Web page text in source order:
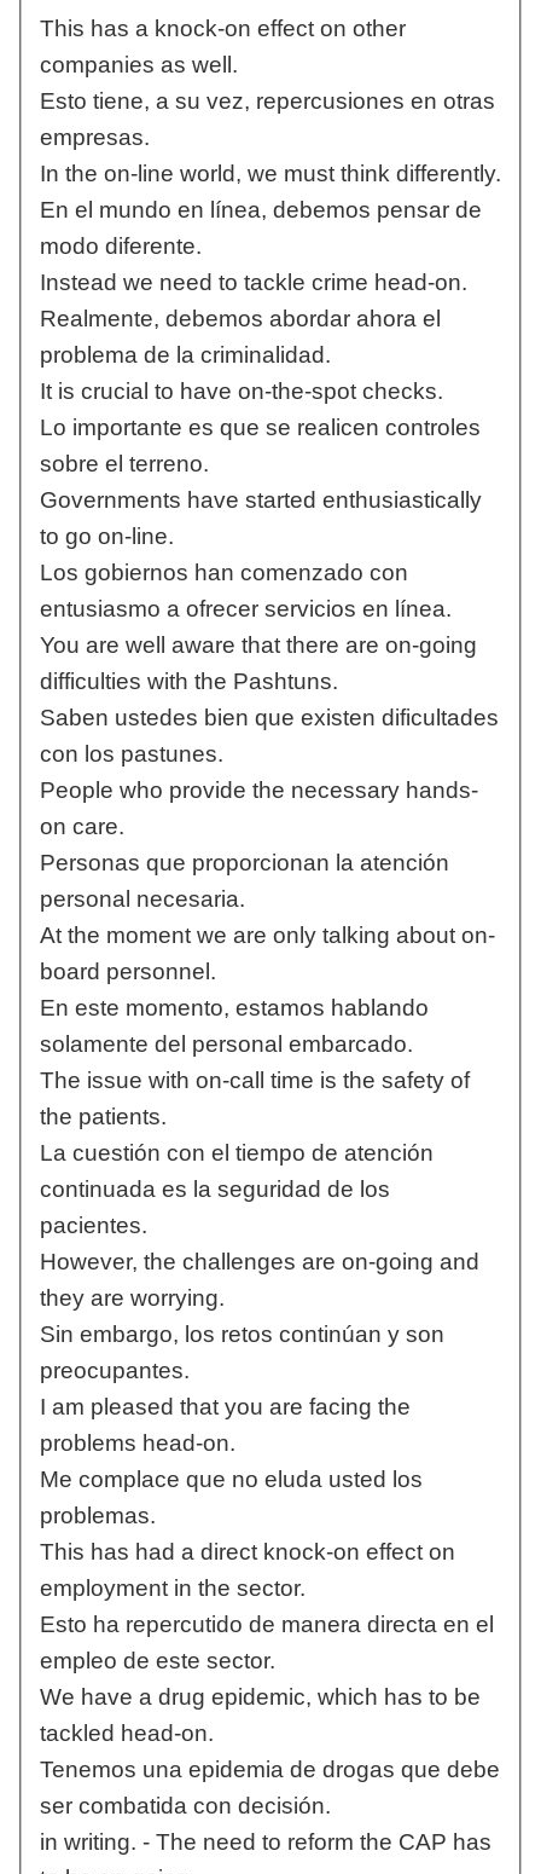
This has a knock-on effect on other
companies as well.
Esto tiene, a su vez, repercusiones en otras
empresas.
In the on-line world, we must think differently.
En el mundo en línea, debemos pensar de
modo diferente.
Instead we need to tackle crime head-on.
Realmente, debemos abordar ahora el
problema de la criminalidad.
It is crucial to have on-the-spot checks.
Lo importante es que se realicen controles
sobre el terreno.
Governments have started enthusiastically
to go on-line.
Los gobiernos han comenzado con
entusiasmo a ofrecer servicios en línea.
You are well aware that there are on-going
difficulties with the Pashtuns.
Saben ustedes bien que existen dificultades
con los pastunes.
People who provide the necessary hands-
on care.
Personas que proporcionan la atención
personal necesaria.
At the moment we are only talking about on-
board personnel.
En este momento, estamos hablando
solamente del personal embarcado.
The issue with on-call time is the safety of
the patients.
La cuestión con el tiempo de atención
continuada es la seguridad de los
pacientes.
However, the challenges are on-going and
they are worrying.
Sin embargo, los retos continúan y son
preocupantes.
I am pleased that you are facing the
problems head-on.
Me complace que no eluda usted los
problemas.
This has had a direct knock-on effect on
employment in the sector.
Esto ha repercutido de manera directa en el
empleo de este sector.
We have a drug epidemic, which has to be
tackled head-on.
Tenemos una epidemia de drogas que debe
ser combatida con decisión.
in writing. - The need to reform the CAP has